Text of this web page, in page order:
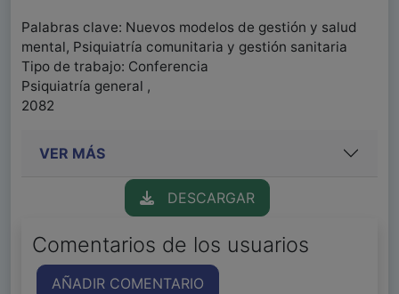
Palabras clave: Nuevos modelos de gestión y salud
mental, Psiquiatría comunitaria y gestión sanitaria
Tipo de trabajo: Conferencia
Psiquiatría general ,
2082
VER MÁS
DESCARGAR
Comentarios de los usuarios
AÑADIR COMENTARIO